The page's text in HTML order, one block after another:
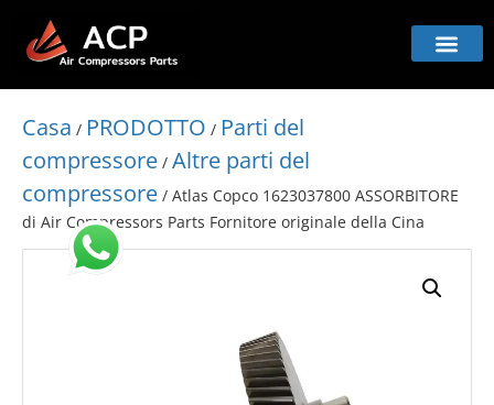
Casa / PRODOTTO / Parti del
compressore / Altre parti del
compressore / Atlas Copco 1623037800 ASSORBITORE
di Air Compressors Parts Fornitore originale della Cina